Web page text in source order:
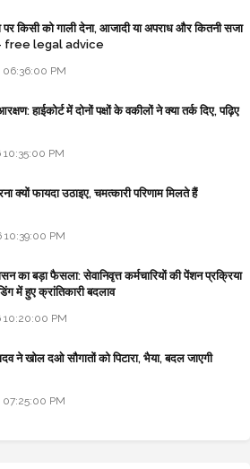
पर किसी को गाली देना, आजादी या अपराध और कितनी सजा
- free legal advice
PM
हाईकोर्ट में दोनों पक्षों के वकीलों ने क्या तर्क दिए, पढ़िए
PM
क्यों फायदा उठाइए, चमत्कारी परिणाम मिलते हैं
PM
का बड़ा फैसला: सेवानिवृत्त कर्मचारियों की पेंशन प्रक्रिया
में हुए क्रांतिकारी बदलाव
PM
ने खोल दओ सौगातों को पिटारा, भैया, बदल जाएगी
PM